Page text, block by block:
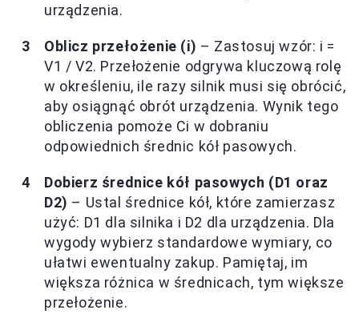
urządzenia.
Oblicz przełożenie (i) – Zastosuj wzór: i =
V1 / V2. Przełożenie odgrywa kluczową rolę
w określeniu, ile razy silnik musi się obrócić,
aby osiągnąć obrót urządzenia. Wynik tego
obliczenia pomoże Ci w dobraniu
odpowiednich średnic kół pasowych.
Dobierz średnice kół pasowych (D1 oraz
D2) – Ustal średnice kół, które zamierzasz
użyć: D1 dla silnika i D2 dla urządzenia. Dla
wygody wybierz standardowe wymiary, co
ułatwi ewentualny zakup. Pamiętaj, im
większa różnica w średnicach, tym większe
przełożenie.